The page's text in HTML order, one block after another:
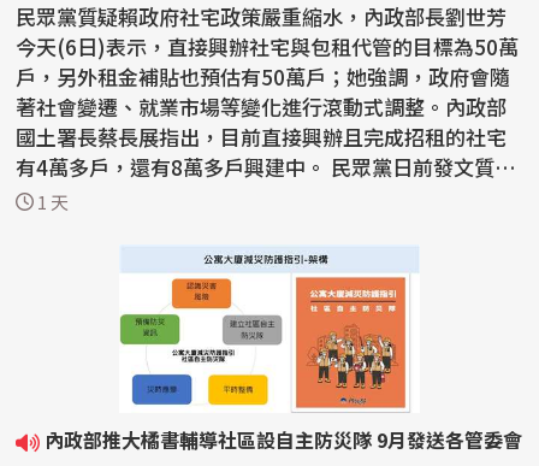
民眾黨質疑賴政府社宅政策嚴重縮水，內政部長劉世芳
今天(6日)表示，直接興辦社宅與包租代管的目標為50萬
戶，另外租金補貼也預估有50萬戶；她強調，政府會隨
著社會變遷、就業市場等變化進行滾動式調整。內政部
國土署長蔡長展指出，目前直接興辦且完成招租的社宅
有4萬多戶，還有8萬多戶興建中。 民眾黨日前發文質疑
賴政...
1 天
內政部推大橘書輔導社區設自主防災隊 9月發送各管委會